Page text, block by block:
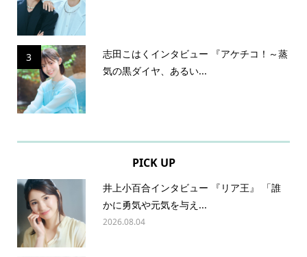
3
志田こはくインタビュー 『アケチコ！～蒸
気の黒ダイヤ、あるい...
PICK UP
井上小百合インタビュー 『リア王』 「誰
かに勇気や元気を与え...
2026.08.04